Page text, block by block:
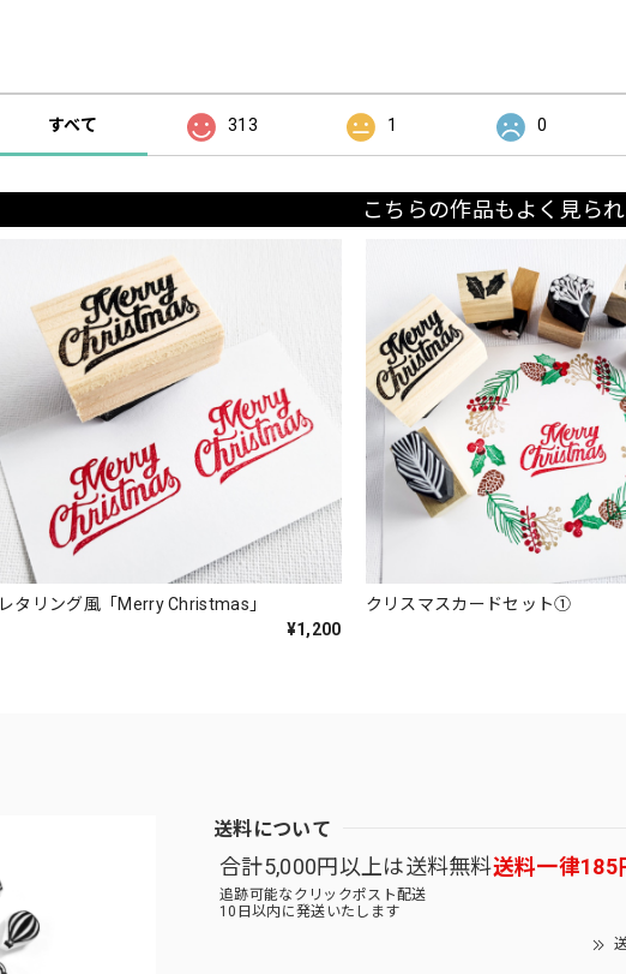
すべて 313 1 0
こちらの作品もよく見ら
レタリング風「Merry Christmas」
¥1,200
クリスマスカードセット①
送料について
合計5,000円以上は送料無料送料一律185
追跡可能なクリックポスト配送
10日以内に発送いたします